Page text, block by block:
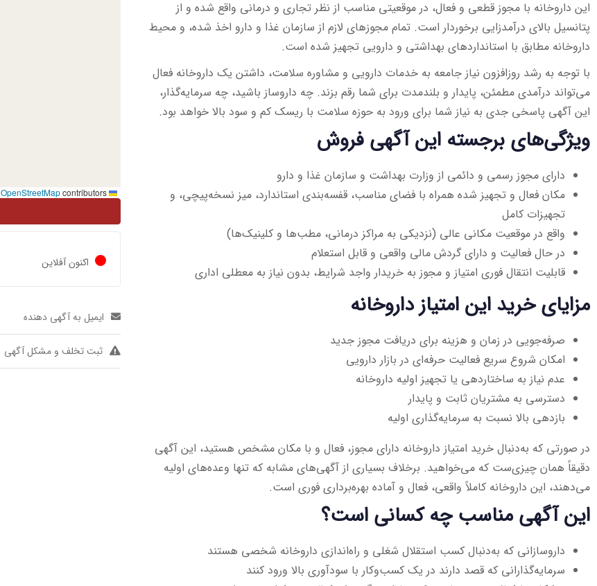
این داروخانه با مجوز قطعی و فعال، در موقعیتی مناسب از نظر تجاری و درمانی واقع شده و از
پتانسیل بالای درآمدزایی برخوردار است. تمام مجوزهای لازم از سازمان غذا و دارو اخذ شده، و محیط
داروخانه مطابق با استانداردهای بهداشتی و دارویی تجهیز شده است.
با توجه به رشد روزافزون نیاز جامعه به خدمات دارویی و مشاوره سلامت، داشتن یک داروخانه فعال
می‌تواند درآمدی مطمئن، پایدار و بلندمدت برای شما رقم بزند. چه داروساز باشید، چه سرمایه‌گذار،
این آگهی پاسخی جدی به نیاز شما برای ورود به حوزه سلامت با ریسک کم و سود بالا خواهد بود.
ویژگی‌های برجسته این آگهی فروش
دارای مجوز رسمی و دائمی از وزارت بهداشت و سازمان غذا و دارو
مکان فعال و تجهیز شده همراه با فضای مناسب، قفسه‌بندی استاندارد، میز نسخه‌پیچی، و
تجهیزات کامل
واقع در موقعیت مکانی عالی (نزدیکی به مراکز درمانی، مطب‌ها و کلینیک‌ها)
در حال فعالیت و دارای گردش مالی واقعی و قابل استعلام
قابلیت انتقال فوری امتیاز و مجوز به خریدار واجد شرایط، بدون نیاز به معطلی اداری
مزایای خرید این امتیاز داروخانه
صرفه‌جویی در زمان و هزینه برای دریافت مجوز جدید
امکان شروع سریع فعالیت حرفه‌ای در بازار دارویی
عدم نیاز به ساختاردهی یا تجهیز اولیه داروخانه
دسترسی به مشتریان ثابت و پایدار
بازدهی بالا نسبت به سرمایه‌گذاری اولیه
در صورتی که به‌دنبال خرید امتیاز داروخانه دارای مجوز، فعال و با مکان مشخص هستید، این آگهی
دقیقاً همان چیزی‌ست که می‌خواهید. برخلاف بسیاری از آگهی‌های مشابه که تنها وعده‌های اولیه
می‌دهند، این داروخانه کاملاً واقعی، فعال و آماده بهره‌برداری فوری است.
این آگهی مناسب چه کسانی است؟
داروسازانی که به‌دنبال کسب استقلال شغلی و راه‌اندازی داروخانه شخصی هستند
سرمایه‌گذارانی که قصد دارند در یک کسب‌و‌کار با سودآوری بالا ورود کنند
OpenStreetMapcontributors
اکنون آفلاین
ایمیل به آگهی دهنده
ثبت تخلف و مشکل آگهی